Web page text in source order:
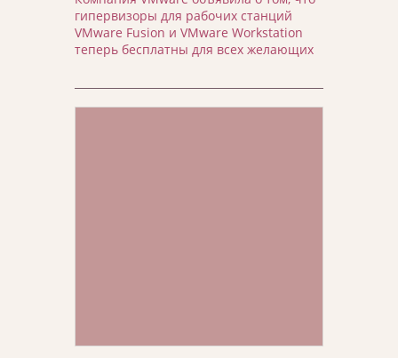
гипервизоры для рабочих станций
VMware Fusion и VMware Workstation
теперь бесплатны для всех желающих